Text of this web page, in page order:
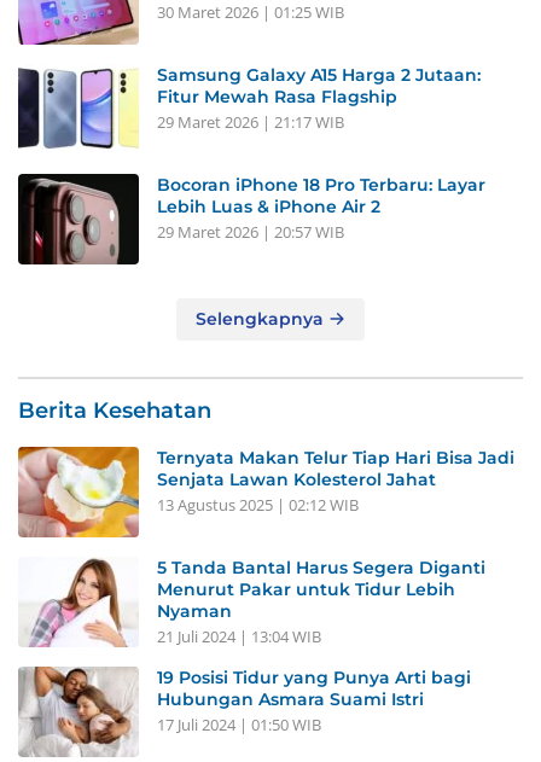
30 Maret 2026 | 01:25 WIB
Samsung Galaxy A15 Harga 2 Jutaan:
Fitur Mewah Rasa Flagship
29 Maret 2026 | 21:17 WIB
Bocoran iPhone 18 Pro Terbaru: Layar
Lebih Luas & iPhone Air 2
29 Maret 2026 | 20:57 WIB
Selengkapnya
Berita Kesehatan
Ternyata Makan Telur Tiap Hari Bisa Jadi
Senjata Lawan Kolesterol Jahat
13 Agustus 2025 | 02:12 WIB
5 Tanda Bantal Harus Segera Diganti
Menurut Pakar untuk Tidur Lebih
Nyaman
21 Juli 2024 | 13:04 WIB
19 Posisi Tidur yang Punya Arti bagi
Hubungan Asmara Suami Istri
17 Juli 2024 | 01:50 WIB